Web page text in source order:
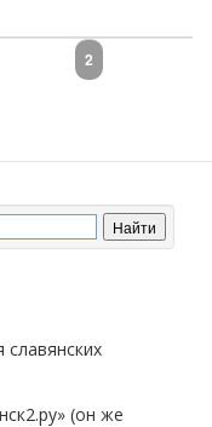
2
(он же